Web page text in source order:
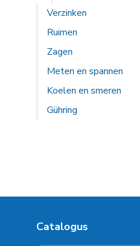
Verzinken
Ruimen
Zagen
Meten en spannen
Koelen en smeren
Gühring
Catalogus